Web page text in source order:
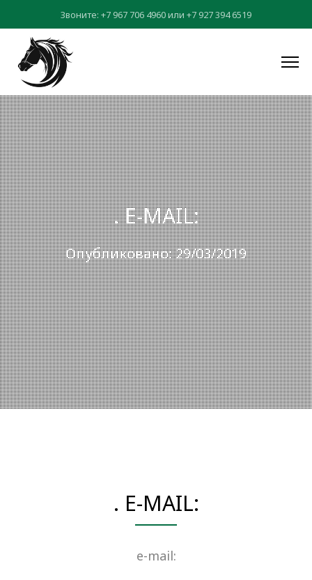
Звоните: +7 967 706 4960или +7 927 394 6519
. E-MAIL:
Опубликовано: 29/03/2019
. E-MAIL:
e-mail: